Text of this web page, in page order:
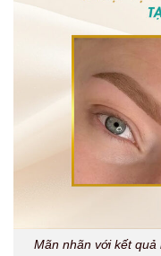
Mãn nhãn với kết